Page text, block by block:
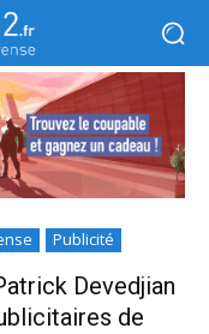
Publicité
Devedjian
de